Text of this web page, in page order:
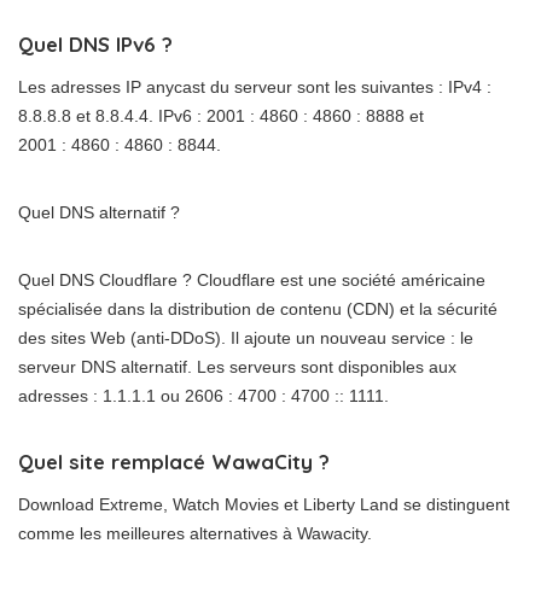
Quel DNS IPv6 ?
Les adresses IP anycast du serveur sont les suivantes : IPv4 :
8.8.8.8 et 8.8.4.4. IPv6 : 2001 : 4860 : 4860 : 8888 et
2001 : 4860 : 4860 : 8844.
Quel DNS alternatif ?
Quel DNS Cloudflare ? Cloudflare est une société américaine
spécialisée dans la distribution de contenu (CDN) et la sécurité
des sites Web (anti-DDoS). Il ajoute un nouveau service : le
serveur DNS alternatif. Les serveurs sont disponibles aux
adresses : 1.1.1.1 ou 2606 : 4700 : 4700 :: 1111.
Quel site remplacé WawaCity ?
Download Extreme, Watch Movies et Liberty Land se distinguent
comme les meilleures alternatives à Wawacity.